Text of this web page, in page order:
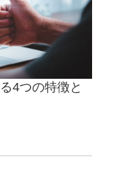
4つの特徴と